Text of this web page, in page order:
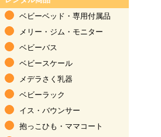
ベビーベッド ・ 専用付属品
メリー・ジム ・ モニター
ベビーバス
ベビースケール
メデラさく乳器
ベビーラック
イス・バウンサー
抱っこひも ・ ママコート